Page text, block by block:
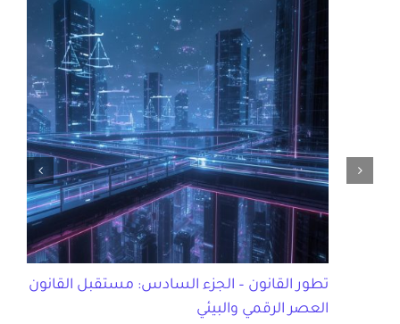
تطور القانون – الجزء السادس: مستقبل القانون في
العصر الرقمي والبيئي